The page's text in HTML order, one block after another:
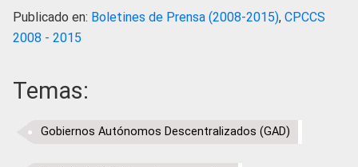
Publicado en: Boletines de Prensa (2008-2015), CPCCS
2008 - 2015
Temas:
Gobiernos Autónomos Descentralizados (GAD)